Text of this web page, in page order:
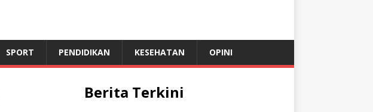
SPORT PENDIDIKAN KESEHATAN OPINI
Berita Terkini